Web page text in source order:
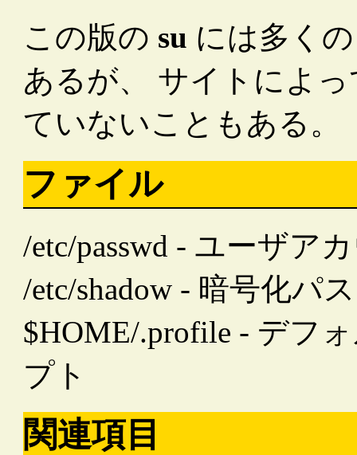
この版の su には多く
あるが、 サイトによ
ていないこともある。
ファイル
/etc/passwd - ユーザア
/etc/shadow - 暗号化パ
$HOME/.profile - デフ
プト
関連項目